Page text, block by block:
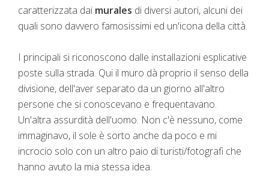
caratterizzata dai murales di diversi autori, alcuni dei
quali sono davvero famosissimi ed un'icona della città.
I principali si riconoscono dalle installazioni esplicative
poste sulla strada. Qui il muro dà proprio il senso della
divisione, dell'aver separato da un giorno all'altro
persone che si conoscevano e frequentavano.
Un'altra assurdità dell'uomo. Non c'è nessuno, come
immaginavo, il sole è sorto anche da poco e mi
incrocio solo con un altro paio di turisti/fotografi che
hanno avuto la mia stessa idea.